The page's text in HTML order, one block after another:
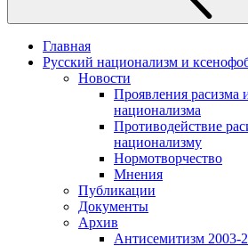
Главная
Русский национализм и
Новости
Проявления расизма
национализма
Противодействие
национализму
Нормотворчество
Мнения
Публикации
Документы
Архив
Антисемитизм 2003-